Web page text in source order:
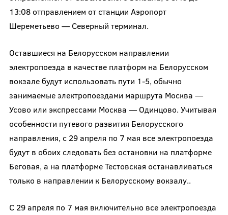
13:08 отправлением от станции Аэропорт
Шереметьево — Северный терминал.
Оставшиеся на Белорусском направлении
электропоезда в качестве платформ на Белорусском
вокзале будут использовать пути 1-5, обычно
занимаемые электропоездами маршрута Москва —
Усово или экспрессами Москва — Одинцово. Учитывая
особенности путевого развития Белорусского
направления, с 29 апреля по 7 мая все электропоезда
будут в обоих следовать без остановки на платформе
Беговая, а на платформе Тестовская останавливаться
только в направлении к Белорусскому вокзалу..
С 29 апреля по 7 мая включительно все электропоезда